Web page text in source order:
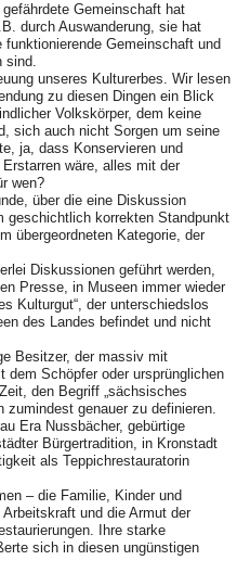
Gemeinschaft hat
durch Auswanderung, sie hat
Gemeinschaft und
sind.
unseres Kulturerbes. Wir lesen
zu diesen Dingen ein Blick
Volkskörper, dem keine
sich auch nicht Sorgen um seine
ja, dass Konservieren und
wäre, alles mit der
wen?
über die eine Diskussion
geschichtlich korrekten Standpunkt
übergeordneten Kategorie, der
Diskussionen geführt werden,
Presse, in Museen immer wieder
Kulturgut“, der unterschiedslos
des Landes befindet und nicht
Besitzer, der massiv mit
dem Schöpfer oder ursprünglichen
den Begriff „sächsisches
zumindest genauer zu definieren.
Era Nussbächer, gebürtige
Bürgertradition, in Kronstadt
als Teppichrestauratorin
– die Familie, Kinder und
und die Armut der
Ihre starke
sich in diesen ungünstigen